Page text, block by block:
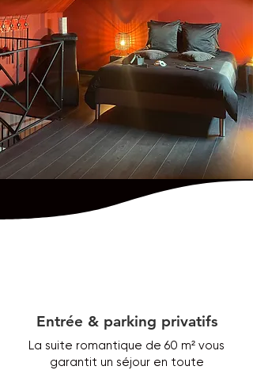
Entrée & parking privatifs
La suite romantique de 60 m² vous
garantit un séjour en toute